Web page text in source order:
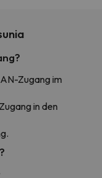
Zugang im
in den